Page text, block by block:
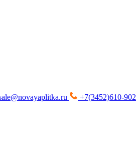
+7(3452)610-902